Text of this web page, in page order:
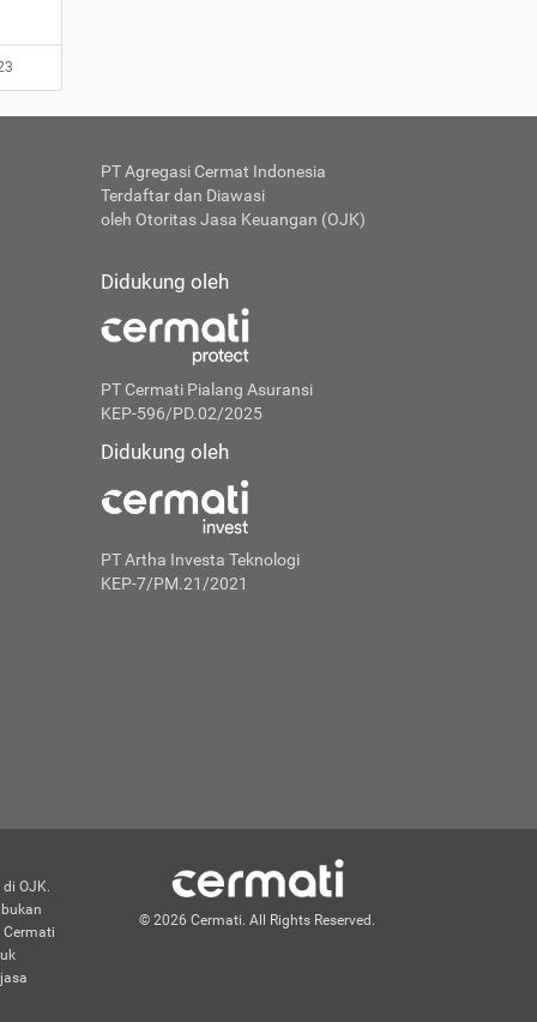
PT Agregasi Cermat Indonesia
Terdaftar dan Diawasi
oleh Otoritas Jasa Keuangan (OJK)
Didukung oleh
PT Cermati Pialang Asuransi
KEP-596/PD.02/2025
Didukung oleh
PT Artha Investa Teknologi
KEP-7/PM.21/2021
OJK.
© 2026 Cermati. All Rights Reserved.